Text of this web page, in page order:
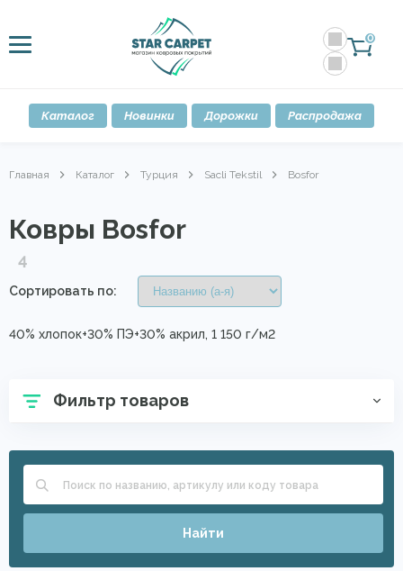
0
Каталог Новинки Дорожки Распродажа
Главная Каталог Турция Sacli Tekstil Bosfor
Ковры Bosfor
4
Сортировать по:
40% хлопок+30% ПЭ+30% акрил, 1 150 г/м2
Фильтр товаров
Найти